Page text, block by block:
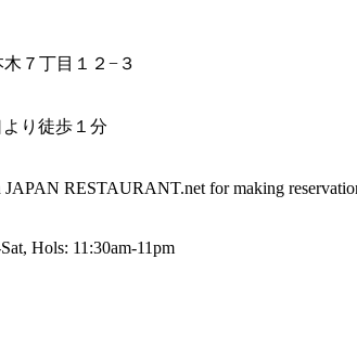
７丁目１２−３
り徒歩１分
JAPAN RESTAURANT.net for making
Hols: 11:30am-11pm